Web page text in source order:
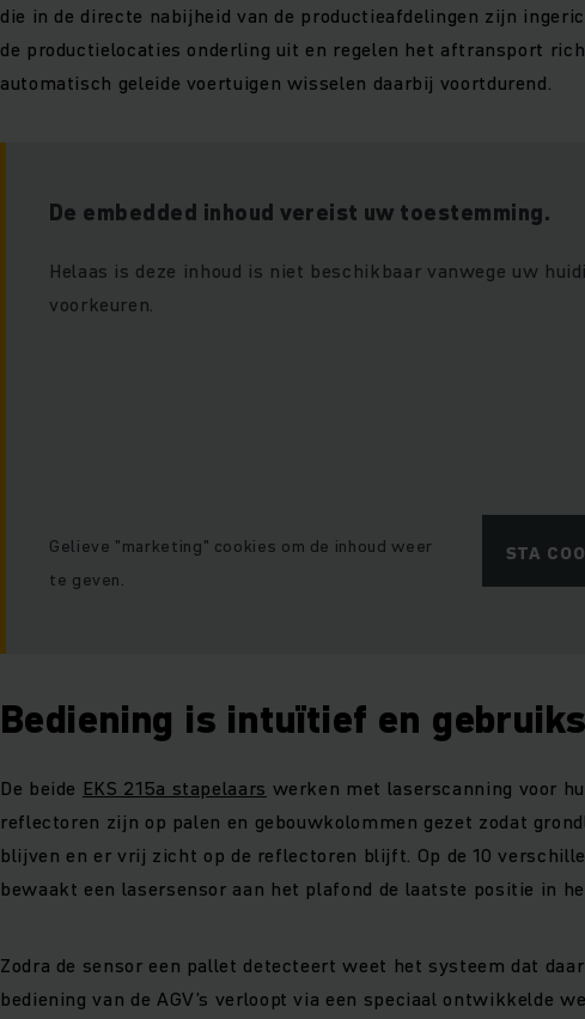
die in de directe nabijheid van de productieafdelingen zijn
de productielocaties onderling uit en regelen het aftransport
automatisch geleide voertuigen wisselen daarbij voortdurend.
De embedded inhoud vereist uw toestemming.
Helaas is deze inhoud is niet beschikbaar vanwege uw
voorkeuren.
Gelieve "marketing" cookies om de inhoud weer
te geven.
STA
Bediening is intuïtief en
De beide EKS 215a stapelaars werken met laserscanning voor
reflectoren zijn op palen en gebouwkolommen gezet zodat
blijven en er vrij zicht op de reflectoren blijft. Op de 10
bewaakt een lasersensor aan het plafond de laatste positie in
Zodra de sensor een pallet detecteert weet het systeem dat
bediening van de AGV’s verloopt via een speciaal ontwikkelde